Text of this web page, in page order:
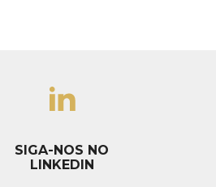
SIGA-NOS NO
LINKEDIN